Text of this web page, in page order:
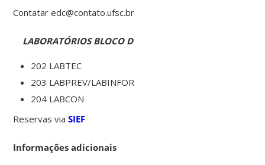
Contatar edc@contato.ufsc.br
LABORATÓRIOS BLOCO D
202 LABTEC
203 LABPREV/LABINFOR
204 LABCON
Reservas viaSIEF
Informações adicionais